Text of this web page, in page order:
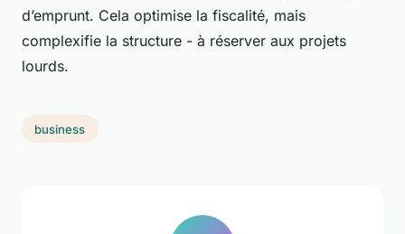
d’emprunt. Cela optimise la fiscalité, mais
complexifie la structure - à réserver aux projets
lourds.
business